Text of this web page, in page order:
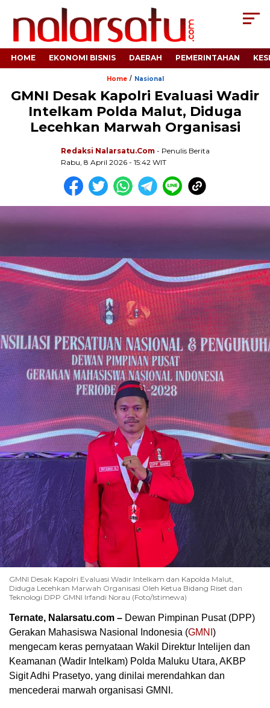
HOME EKONOMI BISNIS DAERAH PEMERINTAHAN
Home/ Nasional
GMNI Desak Kapolri Evaluasi Wadir
Intelkam Polda Malut, Diduga
Lecehkan Marwah Organisasi
Redaksi Nalarsatu.com - Penulis Berita
Rabu, 8 April 2026 - 15:42 WIT
GMNI Desak Kapolri Evaluasi Wadir Intelkam dan Kapolda Malut,
Diduga Lecehkan Marwah Organisasi Oleh Ketua Bidang Riset dan
Teknologi DPP GMNI Irfandi Norau (Foto/Istimewa)
Ternate, Nalarsatu.com – Dewan Pimpinan Pusat (DPP)
Gerakan Mahasiswa Nasional Indonesia (GMNI )
mengecam keras pernyataan Wakil Direktur Intelijen dan
Keamanan (Wadir Intelkam) Polda Maluku Utara, AKBP
Sigit Adhi Prasetyo, yang dinilai merendahkan dan
mencederai marwah organisasi GMNI.